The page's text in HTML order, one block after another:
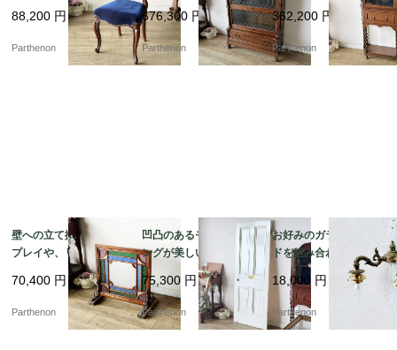
く、空間を優雅に彩る
気品あるバルーンチェ
ア【c237-1】
88,200 円
Parthenon
魅力のスタッキングブ
ックケース【k184】
676,300 円
Parthenon
イストレッグ・ガラス
キャビネット【k108】
362,200 円
Parthenon
壁への立て掛けディス
プレイや、リノベーシ
ョンの造作装飾パーツ
に。色鮮やかな型板ガ
ラスが光に煌めく木製
パネル【2271】
70,400 円
Parthenon
凹凸のあるモールディ
ングが美しい現状渡し
の建具。シャビーホワ
イトの4パネル木製ペイ
ントドア【6697】
75,300 円
Parthenon
お好みのガラスシェー
ドを組み合わせて楽し
める灯具。重厚なダイ
キャスト製の2灯式ウォ
ールランプ【51766】
18,000 円
Parthenon